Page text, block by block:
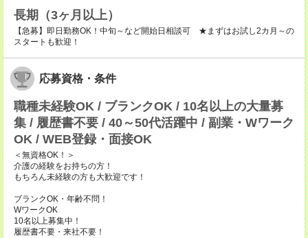
長期（3ヶ月以上）
【急募】即日勤務OK！中旬～など開始日相談可 ★まずはお試し2カ月～の
スタートも歓迎！
応募資格・条件
職種未経験OK / ブランクOK / 10名以上の大量募
集 / 履歴書不要 / 40～50代活躍中 / 副業・Wワーク
OK / WEB登録・面接OK
＜無資格OK！＞
介護の経験をお持ちの方！
もちろん未経験の方も大歓迎です！
ブランクOK・年齢不問！
WワークOK
10名以上募集中！
履歴書不要・来社不要！